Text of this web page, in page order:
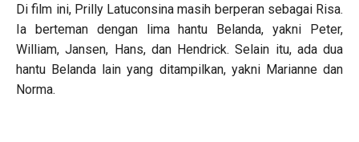
Di film ini, Prilly Latuconsina masih berperan sebagai Risa.
Ia berteman dengan lima hantu Belanda, yakni Peter,
William, Jansen, Hans, dan Hendrick. Selain itu, ada dua
hantu Belanda lain yang ditampilkan, yakni Marianne dan
Norma.